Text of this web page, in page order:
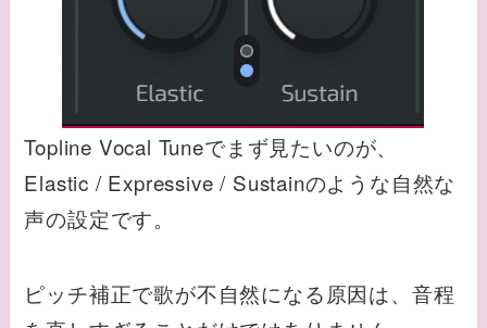
Topline Vocal Tuneでまず見たいのが、
Elastic / Expressive / Sustainのような自然な
声の設定です。
ピッチ補正で歌が不自然になる原因は、音程